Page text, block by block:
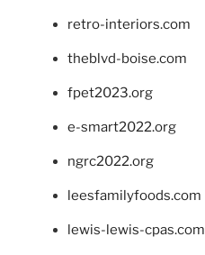
retro-interiors.com
theblvd-boise.com
fpet2023.org
e-smart2022.org
ngrc2022.org
leesfamilyfoods.com
lewis-lewis-cpas.com